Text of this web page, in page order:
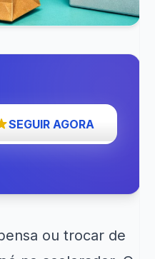
SEGUIR AGORA
ou trocar de